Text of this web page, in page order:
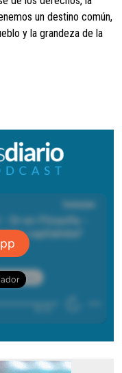
un destino común,
y la grandeza de la